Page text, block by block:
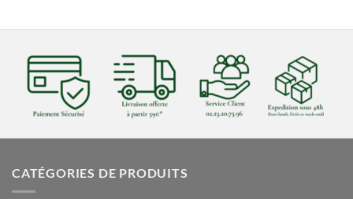
CATÉGORIES DE PRODUITS